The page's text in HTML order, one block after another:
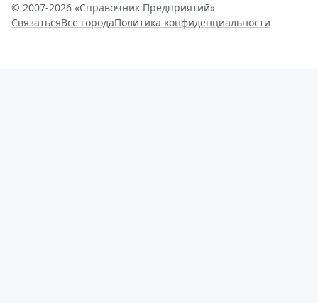
© 2007-2026 «Справочник Предприятий»
СвязатьсяВсе городаПолитика конфиденциальности